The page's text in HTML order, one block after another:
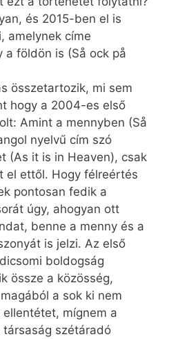
és 2015-ben el is
amelynek címe
földön is (Så ock på
összetartozik, mi sem
hogy a 2004-es első
Amint a menny­ben (Så
nyelvű cím szó
(As it is in Heaven), csak
el ettől. Hogy félreértés
pontosan fedik a
úgy, ahogyan ott
benne a menny és a
is jelzi. Az első
boldogság
össze a közösség,
a sok ki nem
mígnem a
szétáradó